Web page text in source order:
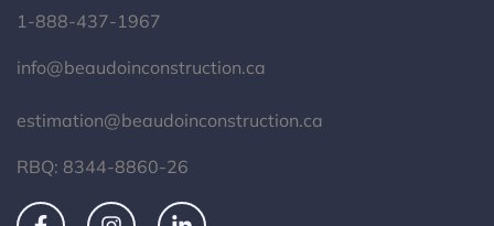
1-888-437-1967
info@beaudoinconstruction.ca
estimation@beaudoinconstruction.ca
RBQ: 8344-8860-26